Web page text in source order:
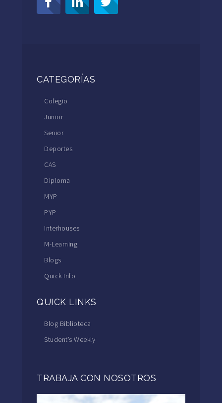
CATEGORÍAS
Colegio
Junior
Senior
Deportes
CAS
Diploma
MYP
PYP
Interhouses
M-Learning
Blogs
Quick Info
QUICK LINKS
Blog Biblioteca
Student’s Weekly
TRABAJA CON NOSOTROS